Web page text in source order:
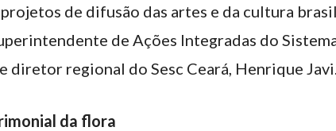
de difusão das artes e da cultura
de Ações Integradas do
diretor regional do Sesc Ceará, Henrique Javi.
da flora